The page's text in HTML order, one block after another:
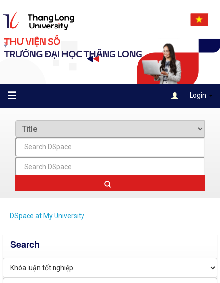
navigation
☰ Login
DSpace at My University
Search